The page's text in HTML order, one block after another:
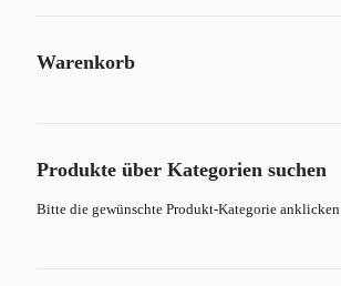
Warenkorb
Produkte über Kategorien suchen
Bitte die gewünschte Produkt-Kategorie anklicken